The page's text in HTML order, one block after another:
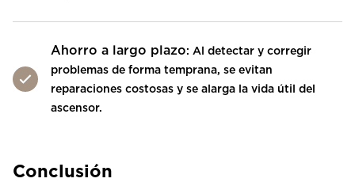
Ahorro a largo plazo: Al detectar y corregir
problemas de forma temprana, se evitan
reparaciones costosas y se alarga la vida útil del
ascensor.
Conclusión